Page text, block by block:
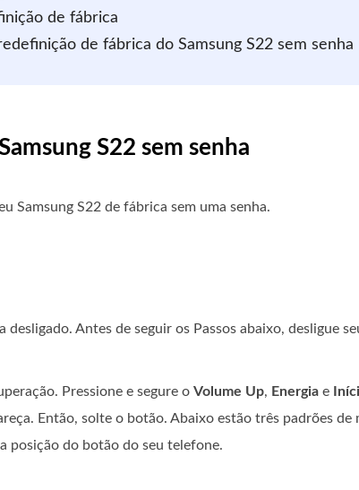
de fábrica
de fábrica do Samsung S22 sem senha
S22 sem senha
Samsung S22 de fábrica sem uma senha.
Antes de seguir os Passos abaixo, desligue
Pressione e segure o Volume Up, Energia e
Então, solte o botão. Abaixo estão três padrões de
posição do botão do seu telefone.